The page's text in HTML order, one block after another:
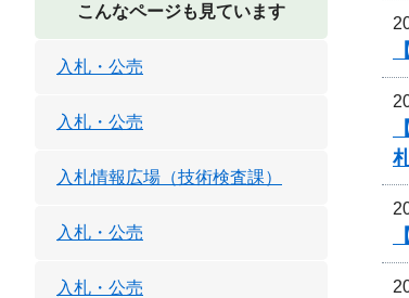
こんなページも見ています
入札・公売
入札・公売
入札情報広場（技術検査課）
入札・公売
入札・公売